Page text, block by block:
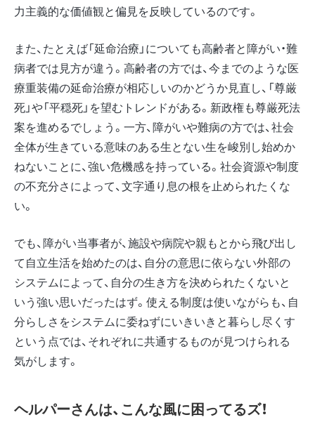
力主義的な価値観と偏見を反映しているのです。
また、たとえば「延命治療」についても高齢者と障がい・難
病者では見方が違う。高齢者の方では、今までのような医
療重装備の延命治療が相応しいのかどうか見直し、「尊厳
死」や「平穏死」を望むトレンドがある。新政権も尊厳死法
案を進めるでしょう。一方、障がいや難病の方では、社会
全体が生きている意味のある生とない生を峻別し始めか
ねないことに、強い危機感を持っている。社会資源や制度
の不充分さによって、文字通り息の根を止められたくな
い。
でも、障がい当事者が、施設や病院や親もとから飛び出し
て自立生活を始めたのは、自分の意思に依らない外部の
システムによって、自分の生き方を決められたくないと
いう強い思いだったはず。使える制度は使いながらも、自
分らしさをシステムに委ねずにいきいきと暮らし尽くす
という点では、それぞれに共通するものが見つけられる
気がします。
ヘルパーさんは、こんな風に困ってるズ！